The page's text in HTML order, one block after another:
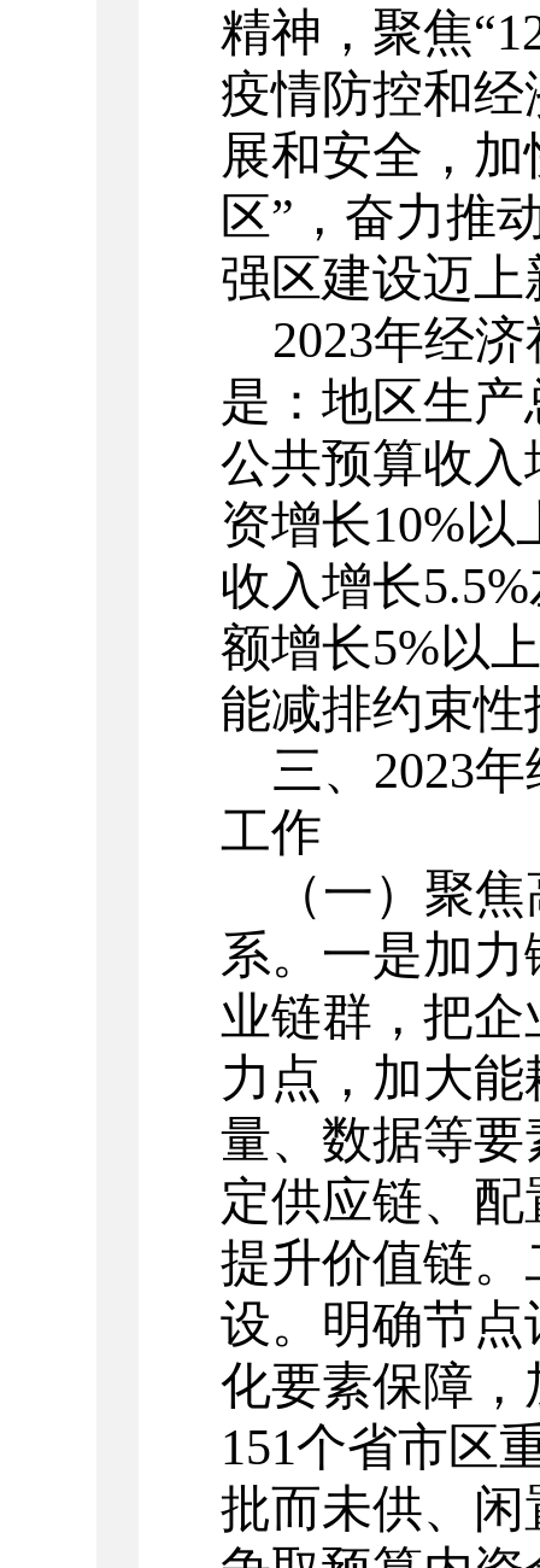
精神，聚焦
疫情防控和
展和安全，
区”，奋力推
强区建设迈上
2023年经
是：地区生
公共预算收入
资增长10%
收入增长
额增长5%以
能减排约束性
三、 2023
工作
（一）聚
系。 一是加力
业链群，把
力点，加大
量、数据等要
定供应链、
提升价值链。
设。 明确节点
化要素保障，
151个省市区
批而未供、